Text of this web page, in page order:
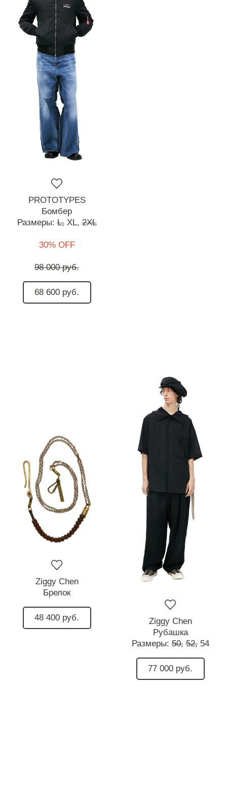
PROTOTYPES
Бомбер
Размеры:L, XL, 2XL
30% OFF
98 000 руб.
68 600 руб.
Ziggy Chen
Брелок
48 400 руб.
Ziggy Chen
Рубашка
Размеры:50, 52, 54
77 000 руб.